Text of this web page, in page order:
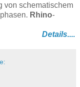
von schematischem
Rhino-
Details....